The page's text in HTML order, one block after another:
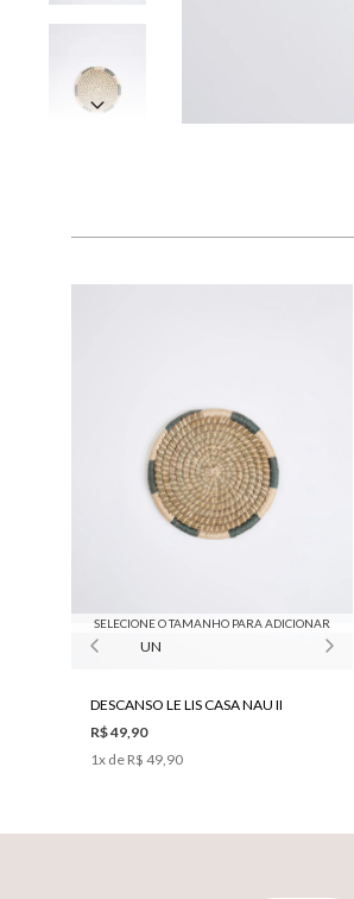
SELECIONE O TAMANHO PARA ADICIONAR
UN
DESCANSO LE LIS CASA NAU II
R$ 49,90
1x de R$ 49,90